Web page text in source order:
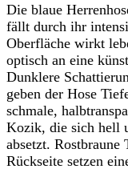
Die blaue
fällt durch ihr
Oberfläche wirkt
optisch an eine
Dunklere
geben der Hose
schmale,
Kozik, die sich hell
absetzt. Rostbraune
Rückseite setzen